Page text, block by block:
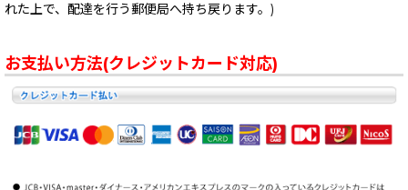
れた上で、配達を行う郵便局へ持ち戻ります。)
お支払い方法(クレジットカード対応)